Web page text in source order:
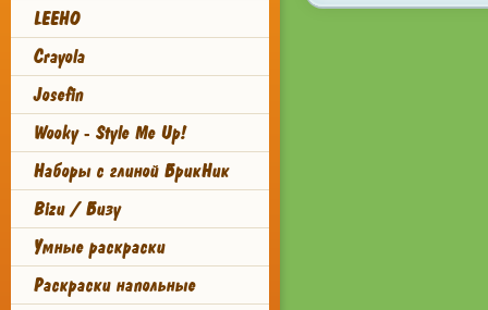
LEEHO
Crayola
Josefin
Wooky - Style Me Up!
Наборы с глиной БрикНик
Bizu / Бизу
Умные раскраски
Раскраски напольные